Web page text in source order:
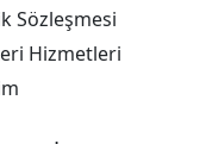
Sözleşmesi
Hizmetleri